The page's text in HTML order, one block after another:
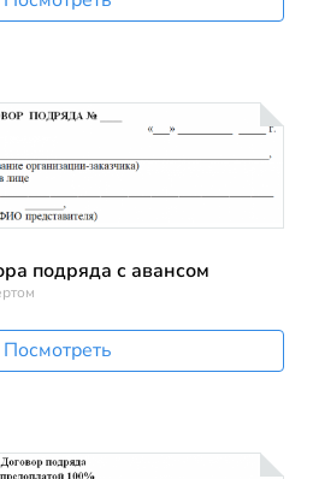
подряда с авансом
Посмотреть